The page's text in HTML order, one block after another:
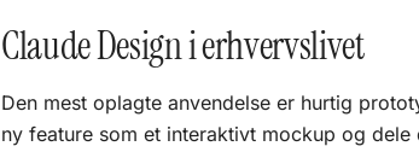
Claude Design i erhvervslivet
Den mest oplagte anvendelse er hurtig
ny feature som et interaktivt mockup og